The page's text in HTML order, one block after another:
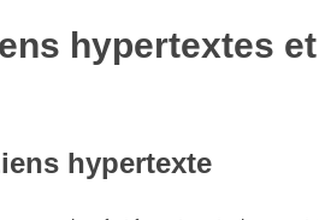
hypertextes
hypertexte